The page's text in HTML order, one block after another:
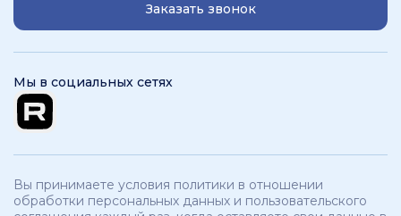
Заказать звонок
Мы в социальных сетях
Вы принимаете условия политики в отношении
обработки персональных данных и пользовательского